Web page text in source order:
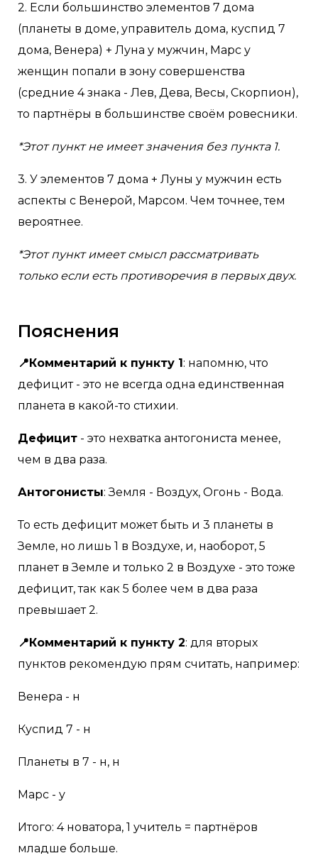
2. Если большинство элементов 7 дома
(планеты в доме, управитель дома, куспид 7
дома, Венера) + Луна у мужчин, Марс у
женщин попали в зону совершенства
(средние 4 знака - Лев, Дева, Весы, Скорпион),
то партнёры в большинстве своём ровесники.
*Этот пункт не имеет значения без пункта 1.
3. У элементов 7 дома + Луны у мужчин есть
аспекты с Венерой, Марсом. Чем точнее, тем
вероятнее.
*Этот пункт имеет смысл рассматривать
только если есть противоречия в первых двух.
Пояснения
📍Комментарий к пункту 1: напомню, что
дефицит - это не всегда одна единственная
планета в какой-то стихии.
Дефицит - это нехватка антогониста менее,
чем в два раза.
Антогонисты: Земля - Воздух, Огонь - Вода.
То есть дефицит может быть и 3 планеты в
Земле, но лишь 1 в Воздухе, и, наоборот, 5
планет в Земле и только 2 в Воздухе - это тоже
дефицит, так как 5 более чем в два раза
превышает 2.
📍Комментарий к пункту 2: для вторых
пунктов рекомендую прям считать, например:
Венера - н
Куспид 7 - н
Планеты в 7 - н, н
Марс - у
Итого: 4 новатора, 1 учитель = партнёров
младше больше.